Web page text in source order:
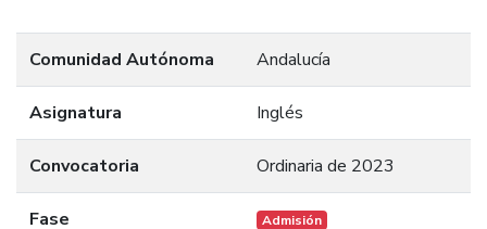
Comunidad Autónoma Andalucía
Asignatura Inglés
Convocatoria Ordinaria de 2023
Fase Admisión